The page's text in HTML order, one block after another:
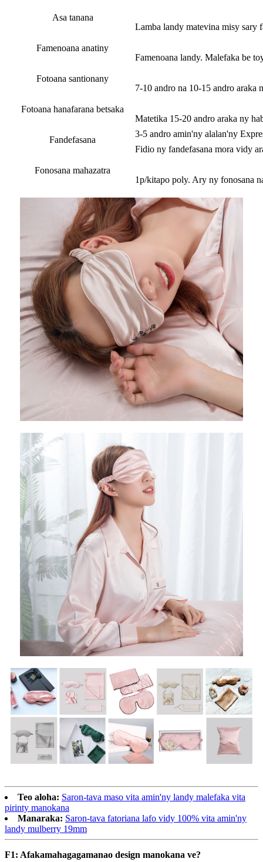
Asa tanana
Lamba landy matevina misy sary
Famenoana anatiny
Famenoana landy. Malefaka be
Fotoana santionany
7-10 andro na 10-15 andro araka
Fotoana hanafarana betsaka
Matetika 15-20 andro araka ny
Fandefasana
3-5 andro amin'ny alalan'ny
Fidio ny fandefasana mora vidy
Fonosana mahazatra
1p/kitapo poly. Ary ny fonosana
Teo aloha: Saron-tava maso vita amin'ny landy malefaka vita
pirinty manokana
Manaraka: Saron-tava fatoriana lafo vidy 100% vita amin'ny
landy mulberry 19mm
F1: Afakamahagagamanao design manokana ve?